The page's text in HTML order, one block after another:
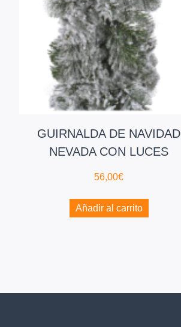
GUIRNALDA DE NAVIDAD
NEVADA CON LUCES
56,00€
Añadir al carrito